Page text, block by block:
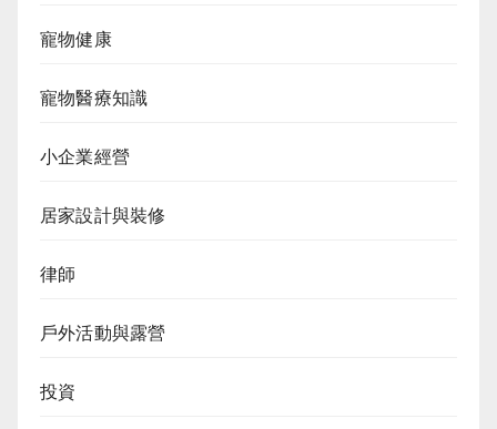
寵物健康
寵物醫療知識
小企業經營
居家設計與裝修
律師
戶外活動與露營
投資